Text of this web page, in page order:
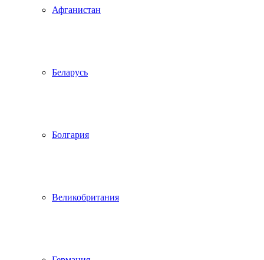
Афганистан
Беларусь
Болгария
Великобритания